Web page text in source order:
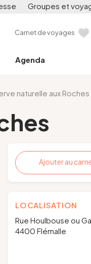
Groupes et
Carnet de voyages
Agenda
naturelle aux Roches
Ajouter au
LOCALISATION
Rue Houlbouse ou
4400 Flémalle